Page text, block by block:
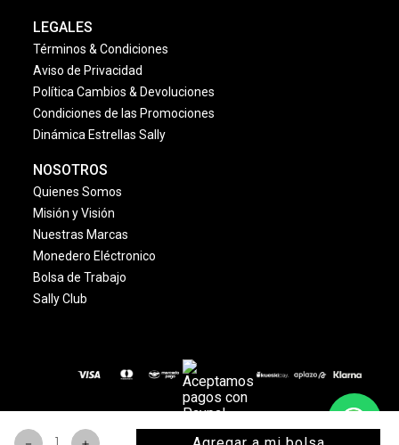
LEGALES
Términos & Condiciones
Aviso de Privacidad
Política Cambios & Devoluciones
Condiciones de las Promociones
Dinámica Estrellas Sally
NOSOTROS
Quienes Somos
Misión y Visión
Nuestras Marcas
Monedero Eléctronico
Bolsa de Trabajo
Sally Club
© 2024 Copyright. Todos los derechos reservados